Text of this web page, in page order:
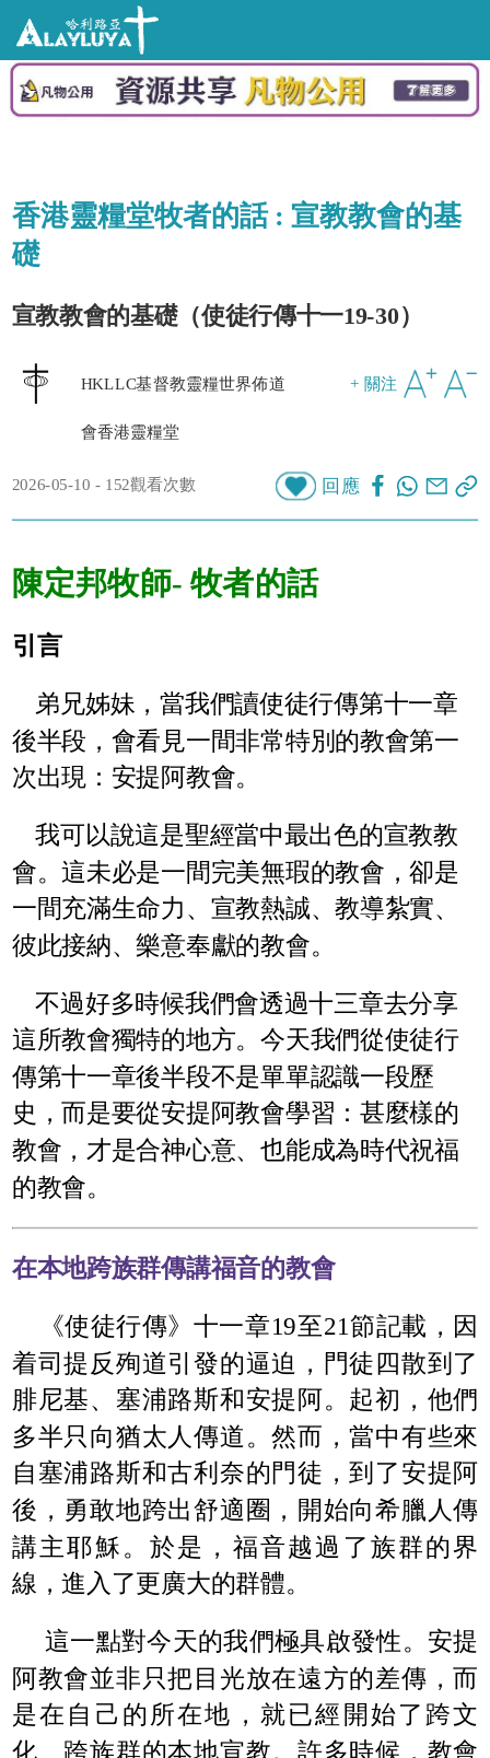
香港靈糧堂牧者的話 : 宣教教會的基
礎
宣教教會的基礎（使徒行傳十一19-30）
+ 關注
HKLLC基督教靈糧世界佈道
會香港靈糧堂
2026-05-10 - 152觀看次數 回應
陳定邦牧師- 牧者的話
引言
弟兄姊妹，當我們讀使徒行傳第十一章
後半段，會看見一間非常特別的教會第一
次出現：安提阿教會。
我可以說這是聖經當中最出色的宣教教
會。這未必是一間完美無瑕的教會，卻是
一間充滿生命力、宣教熱誠、教導紮實、
彼此接納、樂意奉獻的教會。
不過好多時候我們會透過十三章去分享
這所教會獨特的地方。今天我們從使徒行
傳第十一章後半段不是單單認識一段歷
史，而是要從安提阿教會學習：甚麼樣的
教會，才是合神心意、也能成為時代祝福
的教會。
在本地跨族群傳講福音的教會
《使徒行傳》十一章19至21節記載，因
着司提反殉道引發的逼迫，門徒四散到了
腓尼基、塞浦路斯和安提阿。起初，他們
多半只向猶太人傳道。然而，當中有些來
自塞浦路斯和古利奈的門徒，到了安提阿
後，勇敢地跨出舒適圈，開始向希臘人傳
講主耶穌。於是，福音越過了族群的界
線，進入了更廣大的群體。
這一點對今天的我們極具啟發性。安提
阿教會並非只把目光放在遠方的差傳，而
是在自己的所在地，就已經開始了跨文
化、跨族群的本地宣教。許多時候，教會